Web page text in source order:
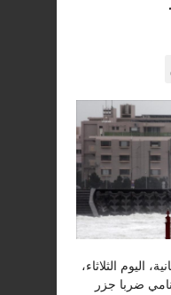
اليوم الثلاثاء،
تسونامي ضربا جزر